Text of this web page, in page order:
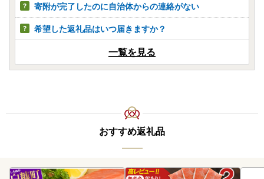
寄附が完了したのに自治体からの連絡がない
希望した返礼品はいつ届きますか？
一覧を見る
おすすめ返礼品